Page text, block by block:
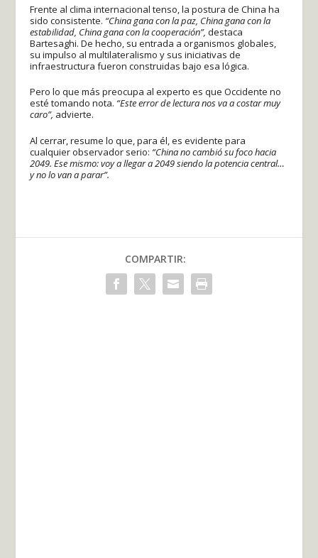
Frente al clima internacional tenso, la postura de China ha
sido consistente. “China gana con la paz, China gana con la
estabilidad, China gana con la cooperación”, destaca
Bartesaghi. De hecho, su entrada a organismos globales,
su impulso al multilateralismo y sus iniciativas de
infraestructura fueron construidas bajo esa lógica.
Pero lo que más preocupa al experto es que Occidente no
esté tomando nota. “Este error de lectura nos va a costar muy
caro”, advierte.
Al cerrar, resume lo que, para él, es evidente para
cualquier observador serio: “China no cambió su foco hacia
2049. Ese mismo: voy a llegar a 2049 siendo la potencia central…
y no lo van a parar”.
COMPARTIR: